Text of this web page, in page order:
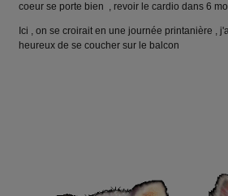
coeur se porte bien , revoir le cardio dans 6
Ici , on se croirait en une journée printanière ,
heureux de se coucher sur le balcon